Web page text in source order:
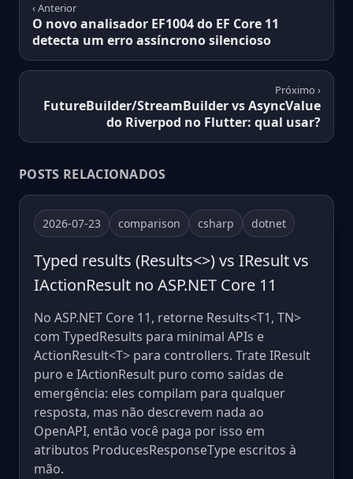
‹ Anterior
O novo analisador EF1004 do EF Core 11
detecta um erro assíncrono silencioso
Próximo ›
FutureBuilder/StreamBuilder vs AsyncValue
do Riverpod no Flutter: qual usar?
POSTS RELACIONADOS
2026-07-23 comparison csharp dotnet
Typed results (Results<>) vs IResult vs
IActionResult no ASP.NET Core 11
No ASP.NET Core 11, retorne Results<T1, TN>
com TypedResults para minimal APIs e
ActionResult<T> para controllers. Trate IResult
puro e IActionResult puro como saídas de
emergência: eles compilam para qualquer
resposta, mas não descrevem nada ao
OpenAPI, então você paga por isso em
atributos ProducesResponseType escritos à
mão.